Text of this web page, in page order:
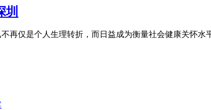
圳
再仅是个人生理转折，而日益成为衡量社会健康关怀